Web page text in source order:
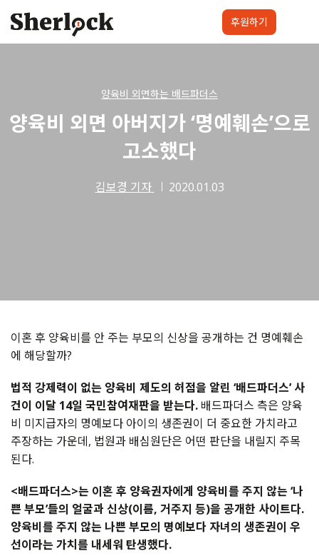
content
후원하기
양육비 외면하는 배드파더스
양육비 외면 아버지가 ‘명예훼손’으로
고소했다
김보경 기자 2020.01.03
이혼 후 양육비를 안 주는 부모의 신상을 공개하는 건 명예훼손
에 해당할까?
법적 강제력이 없는 양육비 제도의 허점을 알린 ‘배드파더스’ 사
건이 이달 14일 국민참여재판을 받는다. 배드파더스 측은 양육
비 미지급자의 명예보다 아이의 생존권이 더 중요한 가치라고
주장하는 가운데, 법원과 배심원단은 어떤 판단을 내릴지 주목
된다.
<배드파더스>는 이혼 후 양육권자에게 양육비를 주지 않는 ‘나
쁜 부모’들의 얼굴과 신상(이름, 거주지 등)을 공개한 사이트다.
양육비를 주지 않는 나쁜 부모의 명예보다 자녀의 생존권이 우
선이라는 가치를 내세워 탄생했다.